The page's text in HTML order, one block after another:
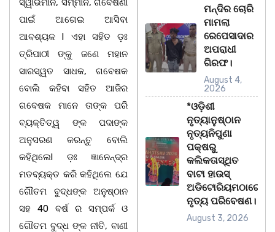
ସ୍ୱାଭିମାନ, ସମ୍ମାନ, ଗବେଷଣା
ପାଇଁ ଆଗେଇ ଆସିବା
ଆବଶ୍ୟକ l ଏହା ସହିତ ଡ଼ଃ
ତ୍ରିପାଠୀ ଙ୍କୁ ଜଣେ ମହାନ
ସାରସ୍ୱତ ସାଧକ, ଗବେଷକ
ବୋଲି କହିବା ସହିତ ଆଜିର
ଗବେଷକ ମାନେ ତାଙ୍କ ପରି
ବ୍ୟକ୍ତିତ୍ୱ ଙ୍କ ପଦାଙ୍କ
ଅନୁସରଣ କରନ୍ତୁ ବୋଲି
କହିଥିଲେl ଡ଼ଃ ଜ୍ଞାନେନ୍ଦ୍ର
ମତବ୍ୟକ୍ତ କରି କହିଥିଲେ ଯେ
ଗୌତମ ବୁଦ୍ଧଙ୍କ ଅନୁଷ୍ଠାନ
ସହ 40 ବର୍ଷ ର ସମ୍ପର୍କ ଓ
ଗୌତମ ବୁଦ୍ଧ ଙ୍କ ନୀତି, ବାଣୀ
ମନ୍ଦିର ଚୋରି
ମାମଲା
ରେପେସାଦାର
ଅପରାଧୀ
ଗିରଫ।
August 4,
2026
*ଓଡ଼ିଶୀ
ନୃତ୍ୟାନୁଷ୍ଠାନ
ନୃତ୍ୟନିପୁଣା
ପକ୍ଷରୁ
କଲିକତାସ୍ଥିତ
ବାଟା ହାଉସ୍
ଅଡିଟୋରିୟମଠାରେ
ନୃତ୍ୟ ପରିବେଷଣ।
August 3, 2026